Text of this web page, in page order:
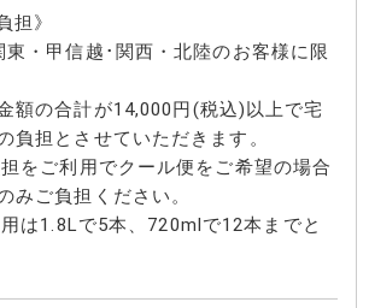
担》
・甲信越･関西・北陸のお客様に限
額の合計が14,000円(税込)以上で宅
負担とさせていただきます。
をご利用でクール便をご希望の場合
みご負担ください。
は1.8Lで5本、720mlで12本までと